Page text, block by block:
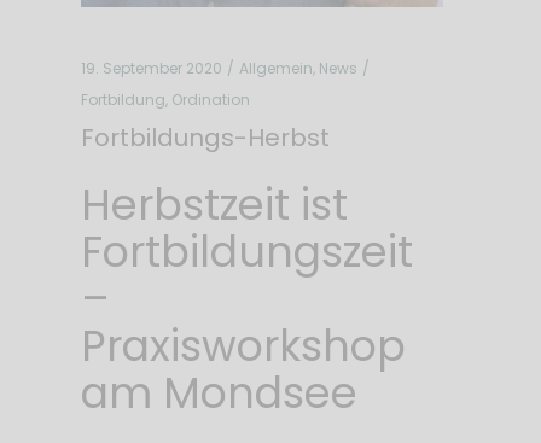
19. September 2020 Allgemein, News
Fortbildung, Ordination
Fortbildungs-Herbst
Herbstzeit ist
Fortbildungszeit
–
Praxisworkshop
am Mondsee